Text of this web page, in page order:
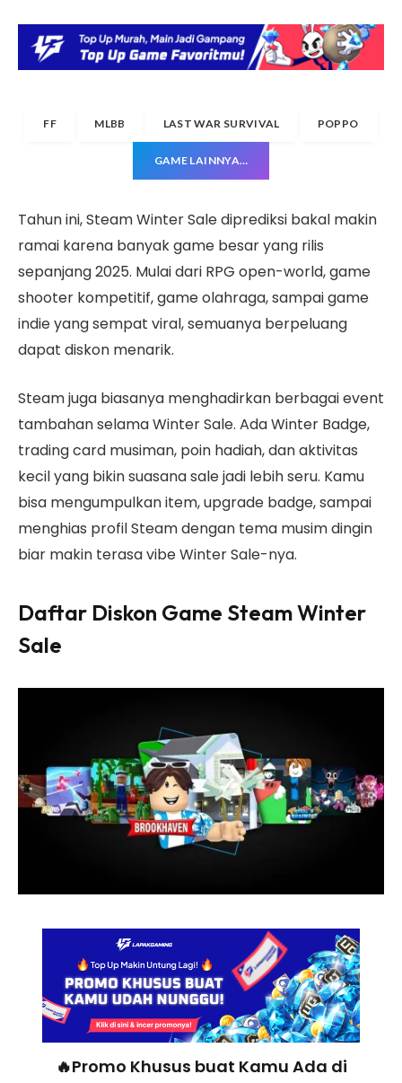
FF MLBB LAST WAR SURVIVAL POPPO
GAME LAINNYA…
Tahun ini, Steam Winter Sale diprediksi bakal makin
ramai karena banyak game besar yang rilis
sepanjang 2025. Mulai dari RPG open-world, game
shooter kompetitif, game olahraga, sampai game
indie yang sempat viral, semuanya berpeluang
dapat diskon menarik.
Steam juga biasanya menghadirkan berbagai event
tambahan selama Winter Sale. Ada Winter Badge,
trading card musiman, poin hadiah, dan aktivitas
kecil yang bikin suasana sale jadi lebih seru. Kamu
bisa mengumpulkan item, upgrade badge, sampai
menghias profil Steam dengan tema musim dingin
biar makin terasa vibe Winter Sale-nya.
Daftar Diskon Game Steam Winter
Sale
🔥Promo Khusus buat Kamu Ada di